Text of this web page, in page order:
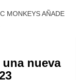
MONKEYS AÑADE
nueva